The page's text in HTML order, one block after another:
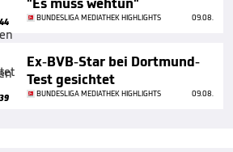
BUNDESLIGA MEDIATHEK HIGHLIGHTS 09.08.
Ex-BVB-Star bei Dortmund-
Test gesichtet
BUNDESLIGA MEDIATHEK HIGHLIGHTS 09.08.